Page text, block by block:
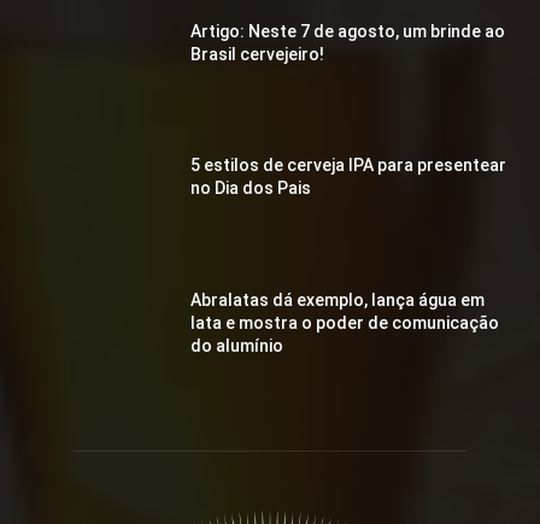
Artigo: Neste 7 de agosto, um brinde ao
Brasil cervejeiro!
5 estilos de cerveja IPA para presentear
no Dia dos Pais
Abralatas dá exemplo, lança água em
lata e mostra o poder de comunicação
do alumínio